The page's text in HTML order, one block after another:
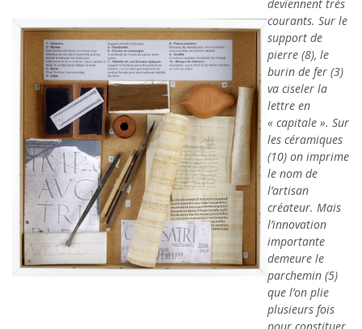
deviennent très
courants. Sur le
support de
pierre (8), le
burin de fer (3)
va ciseler la
lettre en
« capitale ». Sur
les céramiques
(10) on imprime
le nom de
l’artisan
créateur. Mais
l’innovation
importante
demeure le
parchemin (5)
que l’on plie
plusieurs fois
pour constituer